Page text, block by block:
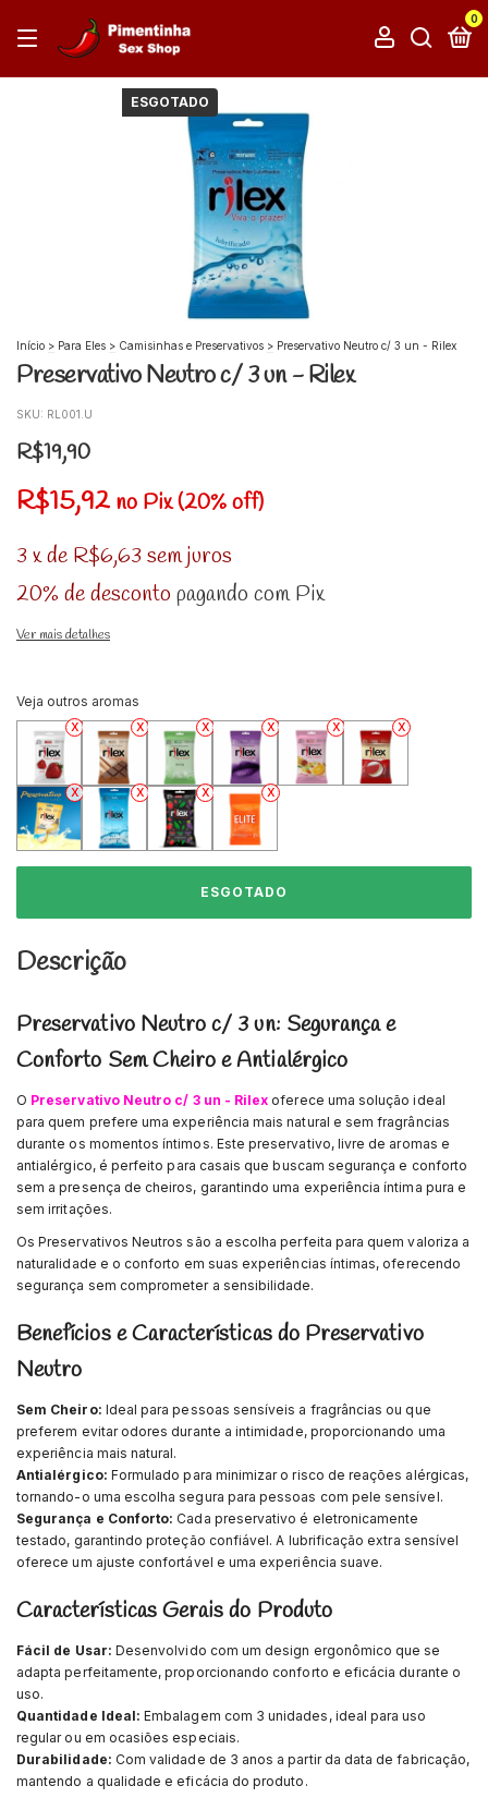
0
ESGOTADO
Início > Para Eles > Camisinhas e Preservativos > Preservativo Neutro c/ 3 un - Rilex
Preservativo Neutro c/ 3 un - Rilex
SKU: RL001.U
R$19,90
R$15,92 no Pix (20% off)
3 xde R$6,63 sem juros
20% de desconto pagando com Pix
Ver mais detalhes
Veja outros aromas
Descrição
Preservativo Neutro c/ 3 un: Segurança e
Conforto Sem Cheiro e Antialérgico
O Preservativo Neutro c/ 3 un - Rilex oferece uma solução ideal
para quem prefere uma experiência mais natural e sem fragrâncias
durante os momentos íntimos. Este preservativo, livre de aromas e
antialérgico, é perfeito para casais que buscam segurança e conforto
sem a presença de cheiros, garantindo uma experiência íntima pura e
sem irritações.
Os Preservativos Neutros são a escolha perfeita para quem valoriza a
naturalidade e o conforto em suas experiências íntimas, oferecendo
segurança sem comprometer a sensibilidade.
Benefícios e Características do Preservativo
Neutro
Sem Cheiro: Ideal para pessoas sensíveis a fragrâncias ou que
preferem evitar odores durante a intimidade, proporcionando uma
experiência mais natural.
Antialérgico: Formulado para minimizar o risco de reações alérgicas,
tornando-o uma escolha segura para pessoas com pele sensível.
Segurança e Conforto: Cada preservativo é eletronicamente
testado, garantindo proteção confiável. A lubrificação extra sensível
oferece um ajuste confortável e uma experiência suave.
Características Gerais do Produto
Fácil de Usar: Desenvolvido com um design ergonômico que se
adapta perfeitamente, proporcionando conforto e eficácia durante o
uso.
Quantidade Ideal: Embalagem com 3 unidades, ideal para uso
regular ou em ocasiões especiais.
Durabilidade: Com validade de 3 anos a partir da data de fabricação,
mantendo a qualidade e eficácia do produto.